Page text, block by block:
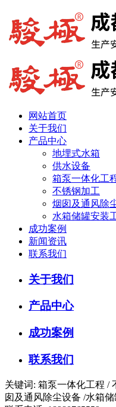
网站首页
关于我们
产品中心
地埋式水箱
供水设备
箱泵一体化工
不锈钢加工
烟囱及通风除
水箱储罐安装
成功案例
新闻资讯
联系我们
关于我们
产品中心
成功案例
联系我们
关键词: 箱泵一体化工程 /
囱及通风除尘设备 /水箱